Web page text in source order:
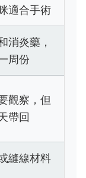
適合手術
消炎藥，
周份
觀察，但
帶回
縫線材料